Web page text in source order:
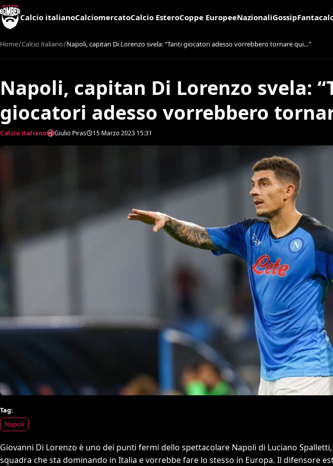
Calcio italianoCalciomercatoCalcio EsteroCoppe EuropeeNazionaliGossip
Home Calcio italiano Napoli, capitan Di Lorenzo svela: “Tanti giocatori adesso vorrebbero tornare qui…”
Napoli, capitan Di Lorenzo svela:
giocatori adesso vorrebbero
Calcio italiano Giulio Piras 15 Marzo 2023 15:31
Tag:
Napoli
Giovanni Di Lorenzo è uno dei punti fermi dello spettacolare Napoli di Luciano
squadra che sta dominando in Italia e vorrebbe fare lo stesso in Europa. Il difensore